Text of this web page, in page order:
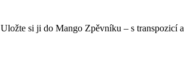
Uložte si ji do Mango Zpěvníku – s transpozicí